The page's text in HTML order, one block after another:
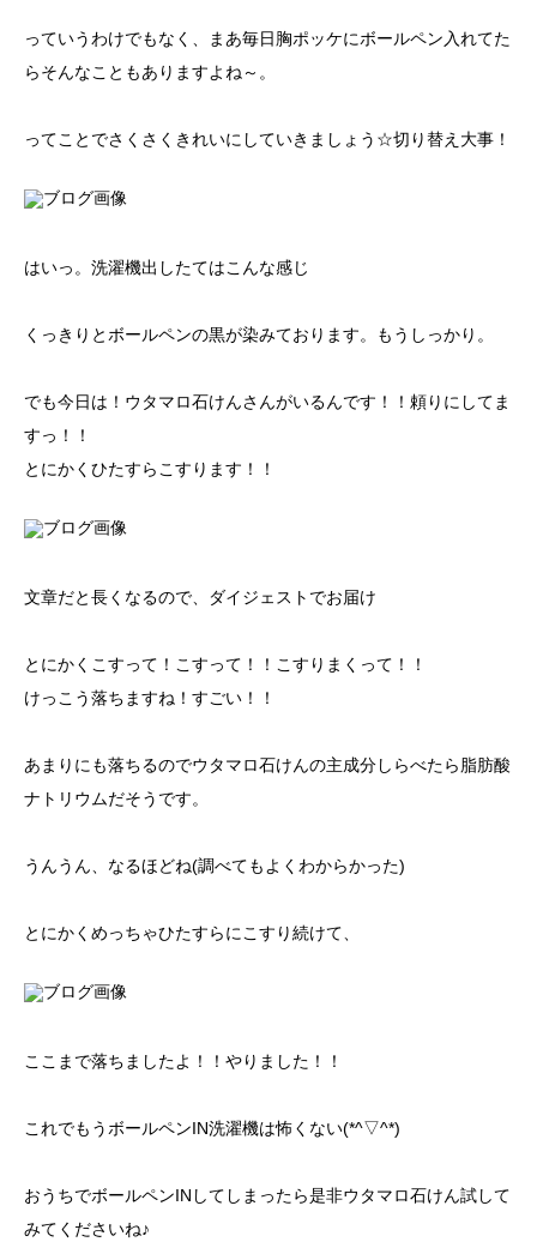
っていうわけでもなく、まあ毎日胸ポッケにボールペン入れてた
らそんなこともありますよね～。
ってことでさくさくきれいにしていきましょう☆切り替え大事！
はいっ。洗濯機出したてはこんな感じ
くっきりとボールペンの黒が染みております。もうしっかり。
でも今日は！ウタマロ石けんさんがいるんです！！頼りにしてま
すっ！！
とにかくひたすらこすります！！
文章だと長くなるので、ダイジェストでお届け
とにかくこすって！こすって！！こすりまくって！！
けっこう落ちますね！すごい！！
あまりにも落ちるのでウタマロ石けんの主成分しらべたら脂肪酸
ナトリウムだそうです。
うんうん、なるほどね(調べてもよくわからかった)
とにかくめっちゃひたすらにこすり続けて、
ここまで落ちましたよ！！やりました！！
これでもうボールペンIN洗濯機は怖くない(*^▽^*)
おうちでボールペンINしてしまったら是非ウタマロ石けん試して
みてくださいね♪